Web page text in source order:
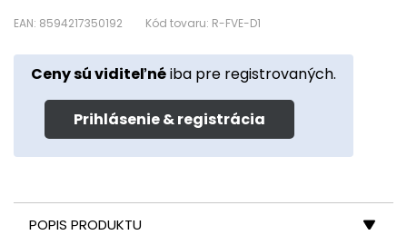
EAN: 8594217350192 Kód tovaru: R-FVE-D1
Ceny sú viditeľnéiba pre registrovaných.
Prihlásenie & registrácia
POPIS PRODUKTU